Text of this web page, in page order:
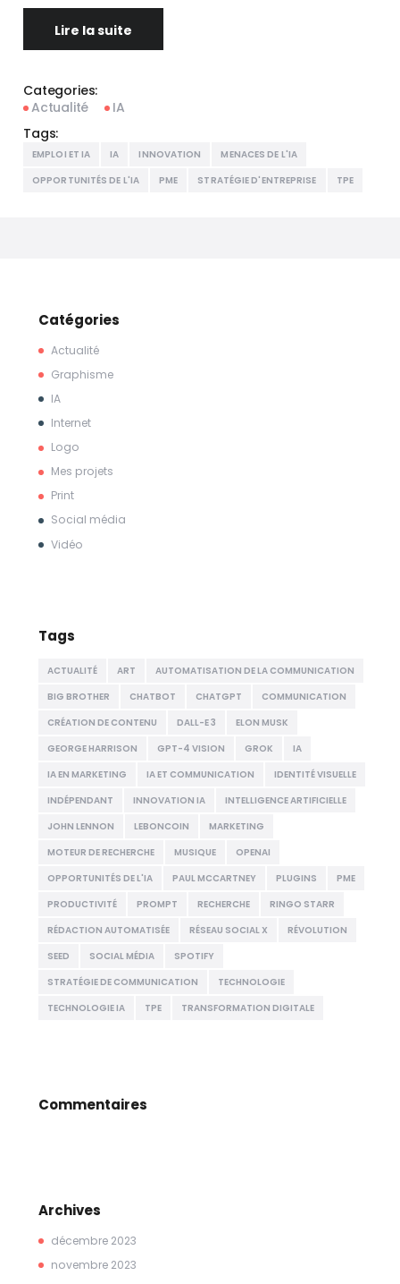
Lire la suite
Categories:
Actualité
IA
Tags:
EMPLOI ET IA IA INNOVATION
MENACES DE L'IA
OPPORTUNITÉS DE L'IA
PME STRATÉGIE D'ENTREPRISE TPE
Catégories
Actualité
Graphisme
IA
Internet
Logo
Mes projets
Print
Social média
Vidéo
Tags
ACTUALITÉ ART
AUTOMATISATION DE LA COMMUNICATION
BIG BROTHER
CHATBOT CHATGPT
COMMUNICATION
CRÉATION DE CONTENU
DALL-E 3
ELON MUSK
GEORGE HARRISON
GPT-4 VISION GROK
IA
IA EN MARKETING
IA ET COMMUNICATION
IDENTITÉ VISUELLE
INDÉPENDANT
INNOVATION IA
INTELLIGENCE ARTIFICIELLE
JOHN LENNON
LEBONCOIN
MARKETING
MOTEUR DE RECHERCHE
MUSIQUE
OPENAI
OPPORTUNITÉS DE L'IA
PAUL MCCARTNEY PLUGINS
PME
PRODUCTIVITÉ
PROMPT RECHERCHE
RINGO STARR
RÉDACTION AUTOMATISÉE
RÉSEAU SOCIAL X
RÉVOLUTION
SEED
SOCIAL MÉDIA
SPOTIFY
STRATÉGIE DE COMMUNICATION
TECHNOLOGIE
TECHNOLOGIE IA
TPE TRANSFORMATION DIGITALE
Commentaires
Archives
décembre 2023
novembre 2023